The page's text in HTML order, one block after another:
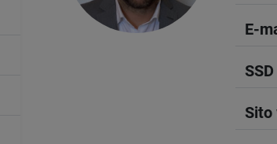
E-
SSD
Sito